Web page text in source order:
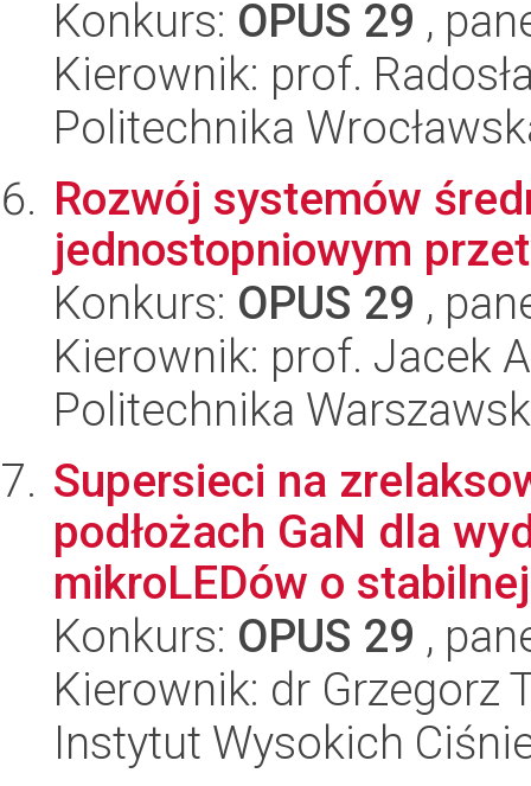
Konkurs: OPUS 29 ,
Kierownik: prof.
Politechnika
Rozwój systemów
jednostopniowym
Konkurs: OPUS 29 ,
Kierownik: prof. Jacek
Politechnika
Supersieci na
podłożach GaN dla
mikroLEDów o
Konkurs: OPUS 29 ,
Kierownik: dr Grzegorz
Instytut Wysokich